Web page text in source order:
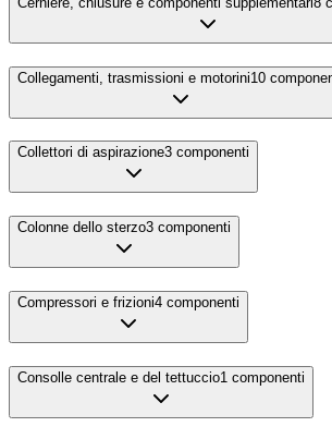
Collegamenti, trasmissioni e motorini10
Collettori di aspirazione3 componenti
Colonne dello sterzo3 componenti
Compressori e frizioni4 componenti
Consolle centrale e del tettuccio1 componenti